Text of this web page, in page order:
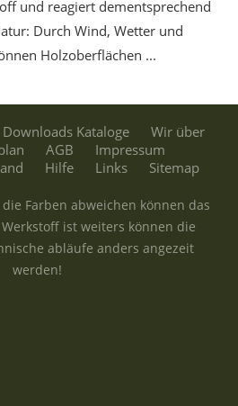
und reagiert dementsprechend
Durch Wind, Wetter und
Holzoberflächen ...
Downloads Kataloge
Wir über
AGB
Impressum
Hilfe Links Sitemap
Farben abweichen können das
ist weiters können die
abläufe anders angezeit
werden!